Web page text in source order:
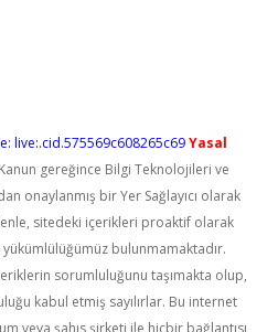
live:.cid.575569c608265c69Yasal
Kanun gereğince Bilgi Teknolojileri ve
onaylanmış bir Yer Sağlayıcı olarak
sitedeki içerikleri proaktif olarak
bulunmamaktadır.
sorumluluğunu taşımakta olup,
kabul etmiş sayılırlar. Bu internet
veya şahıs şirketi ile hiçbir bağlantısı